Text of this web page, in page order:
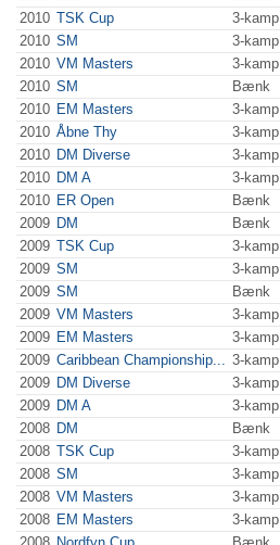
2010 TSK Cup 3-kamp
2010 SM 3-kamp
2010 VM Masters 3-kamp
2010 SM Bænk
2010 EM Masters 3-kamp
2010 Åbne Thy 3-kamp
2010 DM Diverse 3-kamp
2010 DM A 3-kamp
2010 ER Open Bænk
2009 DM Bænk
2009 TSK Cup 3-kamp
2009 SM 3-kamp
2009 SM Bænk
2009 VM Masters 3-kamp
2009 EM Masters 3-kamp
2009 Caribbean Championship... 3-kamp
2009 DM Diverse 3-kamp
2009 DM A 3-kamp
2008 DM
Bænk
2008 TSK Cup 3-kamp
2008 SM 3-kamp
2008 VM Masters 3-kamp
2008 EM Masters 3-kamp